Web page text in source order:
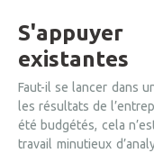
existantes
Faut-il se lancer dans
les résultats de
été budgétés, cela
travail minutieux